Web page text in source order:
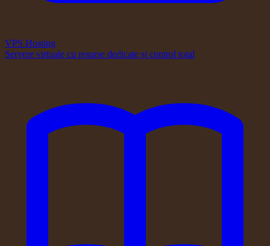
VPS Hosting
Servere virtuale cu resurse dedicate și control total